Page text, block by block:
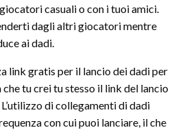
casuali o con i tuoi amici.
dagli altri giocatori mentre
ai dadi.
link gratis per il lancio dei dadi per
tu crei tu stesso il link del lancio
di collegamenti di dadi
con cui puoi lanciare, il che